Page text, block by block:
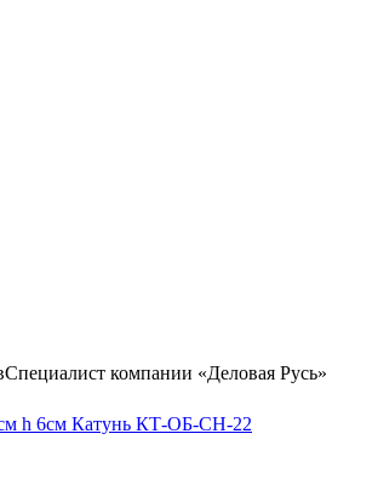
Специалист компании «Деловая Русь»